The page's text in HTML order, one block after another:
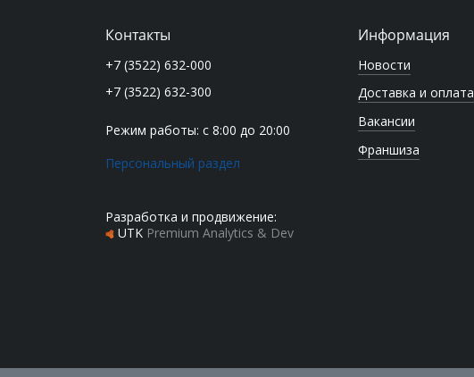
Информация
Новости
Доставка и оплата
Вакансии
Франшиза
Контакты
+7 (3522) 632-000
+7 (3522) 632-300
Режим работы: с 8:00 до 20:00
Персональный раздел
Разработка и продвижение:
UTK Premium Analytics & Dev